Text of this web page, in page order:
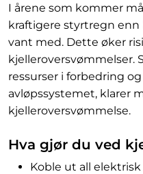
I årene som kommer
kraftigere styrtregn
vant med. Dette øker
kjelleroversvømmelser.
ressurser i forbedring
avløpssystemet, klarer
kjelleroversvømmelse.
Hva gjør du ved
Koble ut all